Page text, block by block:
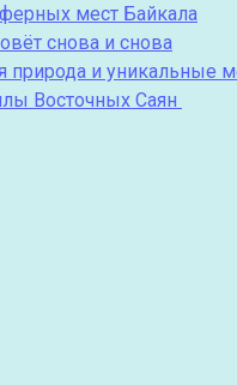
мест Байкала
снова и снова
и уникальные
Восточных Саян